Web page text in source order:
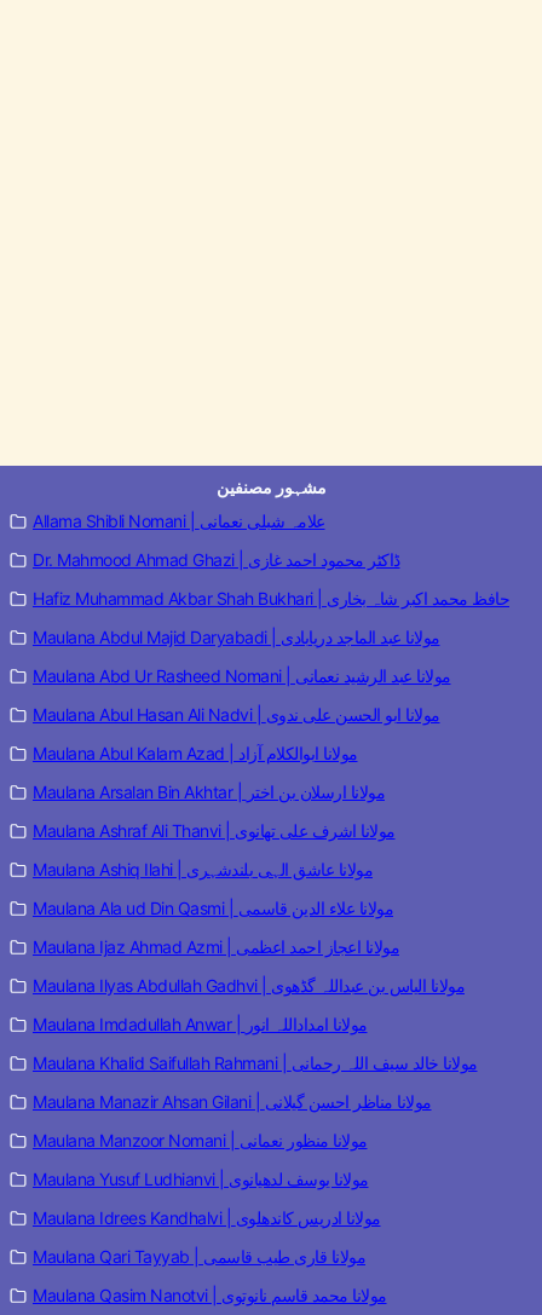
مشہور مصنفین
Allama Shibli Nomani | علامہ شبلی نعمانی
Dr. Mahmood Ahmad Ghazi | ڈاکٹر محمود احمد غازی
Hafiz Muhammad Akbar Shah Bukhari | حافظ محمد اکبر شاہ بخاری
Maulana Abdul Majid Daryabadi | مولانا عبد الماجد دریابادی
Maulana Abd Ur Rasheed Nomani | مولانا عبد الرشید نعمانی
Maulana Abul Hasan Ali Nadvi | مولانا ابو الحسن علی ندوی
Maulana Abul Kalam Azad | مولانا ابوالکلام آزاد
Maulana Arsalan Bin Akhtar | مولانا ارسلان بن اختر
Maulana Ashraf Ali Thanvi | مولانا اشرف علی تھانوی
Maulana Ashiq Ilahi | مولانا عاشق الہی بلندشہری
Maulana Ala ud Din Qasmi | مولانا علاء الدین قاسمی
Maulana Ijaz Ahmad Azmi | مولانا اعجاز احمد اعظمی
Maulana Ilyas Abdullah Gadhvi | مولانا الیاس بن عبداللہ گڈھوی
Maulana Imdadullah Anwar | مولانا امداداللہ انور
Maulana Khalid Saifullah Rahmani | مولانا خالد سیف اللہ رحمانی
Maulana Manazir Ahsan Gilani | مولانا مناظر احسن گیلانی
Maulana Manzoor Nomani | مولانا منظور نعمانی
Maulana Yusuf Ludhianvi | مولانا یوسف لدھیانوی
Maulana Idrees Kandhalvi | مولانا ادریس کاندھلوی
Maulana Qari Tayyab | مولانا قاری طیب قاسمی
Maulana Qasim Nanotvi | مولانا محمد قاسم نانوتوی